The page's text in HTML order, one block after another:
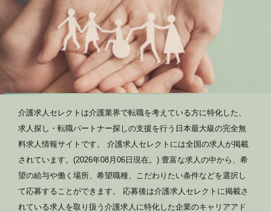
介護求人セレクトは介護業界で転職を考えている方に特化した、
求人探し・転職パートナー探しの支援を行う日本最大級の完全無
料求人情報サイトです。 介護求人セレクトには全国の求人が掲載
されています。(2026年08月06日現在。) 豊富な求人の中から、希
望の給与や働く場所、希望職種、こだわりたい条件などを選択し
て応募することができます。 応募後は介護求人セレクトに掲載さ
れている求人を取り扱う介護求人に特化した企業のキャリアアド